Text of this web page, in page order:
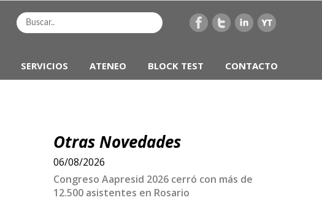
SERVICIOS ATENEO BLOCK TEST CONTACTO
Otras Novedades
06/08/2026
Congreso Aapresid 2026 cerró con más de
12.500 asistentes en Rosario